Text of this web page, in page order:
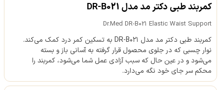
کمربند طبی دکتر مد مدل DR-B021
Dr.Med DR-B021 Elastic Waist Support
کمربند طبی دکتر مد مدل DR-B۰۲۱ به تسکین کمر درد کمک می‌کند.
نوار چسبی که در جلوی محصول قرار گرفته به آسانی باز و بسته
می‌شود و در عین حال که سبب آزادی عمل شما می‌شود، کمربند را
محکم سر جای خود نگه می‌دارد.